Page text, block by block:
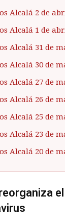
Alcalá 2 de
Alcalá 1 de
Alcalá 31 de
Alcalá 30 de
Alcalá 27 de
Alcalá 26 de
Alcalá 25 de
Alcalá 23 de
Alcalá 20 de